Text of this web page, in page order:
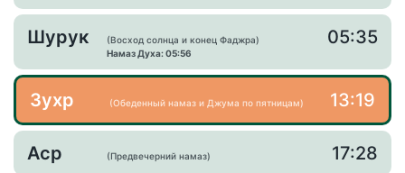
Шурук
(Восход солнца и конец Фаджра)
Намаз Духа: 05:56
05:35
Зухр (Обеденный намаз и Джума по пятницам) 13:19
Аср (Предвечерний намаз) 17:28